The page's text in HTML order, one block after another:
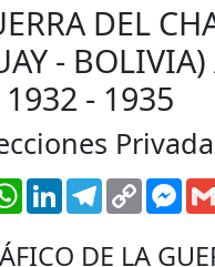
DEL
-
1932 - 1935
WhatsApp
LinkedInTelegram
Copy
Link
DE LA